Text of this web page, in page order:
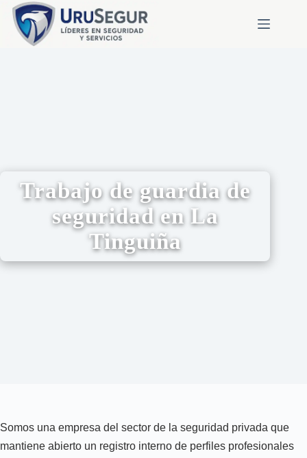
Trabajo de guardia de
seguridad en La
Tinguiña
Somos una empresa del sector de la seguridad privada que
mantiene abierto un registro interno de perfiles profesionales